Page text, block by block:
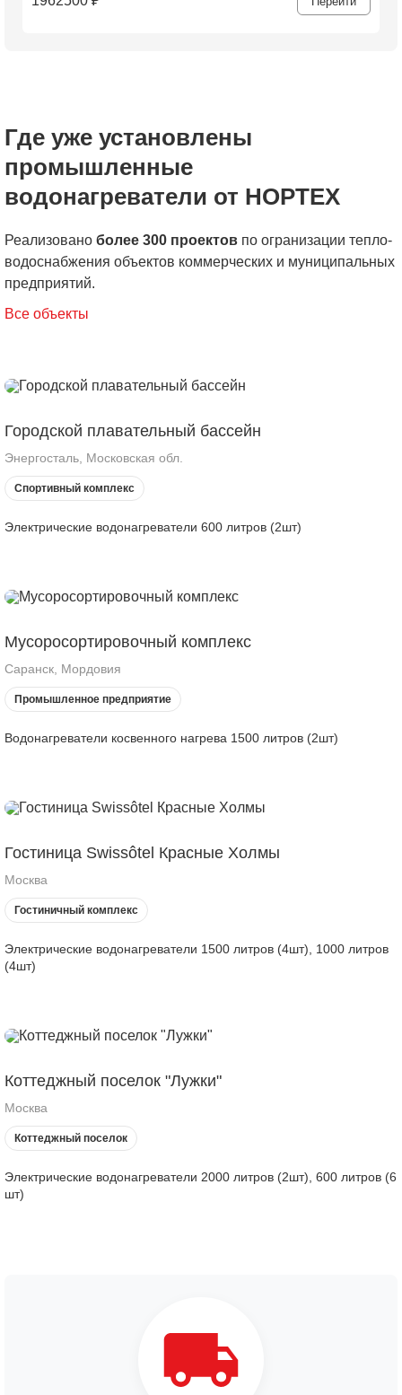
Где уже установлены
промышленные
водонагреватели от НОРТЕХ
Реализовано более 300 проектов по огранизации тепло-
водоснабжения объектов коммерческих и муниципальных
предприятий.
Все объекты
Городской плавательный бассейн
Энергосталь, Московская обл.
Спортивный комплекс
Электрические водонагреватели 600 литров (2шт)
Мусоросортировочный комплекс
Саранск, Мордовия
Промышленное предприятие
Водонагреватели косвенного нагрева 1500 литров (2шт)
Гостиница Swissôtel Красные Холмы
Москва
Гостиничный комплекс
Электрические водонагреватели 1500 литров (4шт), 1000 литров
(4шт)
Коттеджный поселок "Лужки"
Москва
Коттеджный поселок
Электрические водонагреватели 2000 литров (2шт), 600 литров (6
шт)